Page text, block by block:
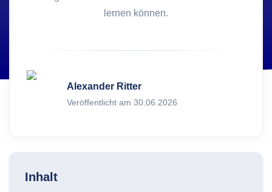
lernen können.
Alexander Ritter
Veröffentlicht am 30.06.2026
Inhalt